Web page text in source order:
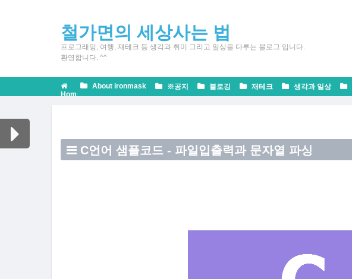
철가면의 세상사는 법
프로그래밍, 여행, 재테크 등 생각과 취미 그리고 일상을 다루는 블로그 입니다.
환영합니다. ^^
About ironmask ※공지 블로깅 재테크 생각과 일상
Home
터
C언어 샘플코드 - 파일입출력과 문자열 파싱